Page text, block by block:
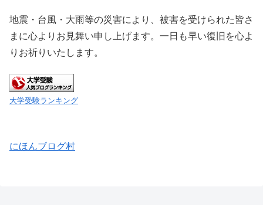
地震・台風・大雨等の災害により、被害を受けられた皆さ
まに心よりお見舞い申し上げます。一日も早い復旧を心よ
りお祈りいたします。
大学受験ランキング
にほんブログ村